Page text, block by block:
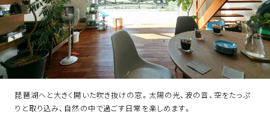
琵琶湖へと大きく開いた吹き抜けの窓。太陽の光、波の音、空をたっぷ
りと取り込み、自然の中で過ごす日常を楽しめます。